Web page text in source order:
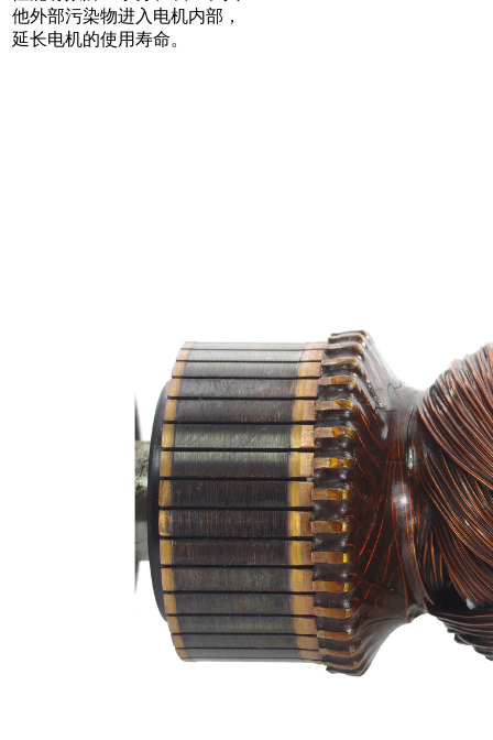
他外部污染物进入电机内部，
延长电机的使用寿命。